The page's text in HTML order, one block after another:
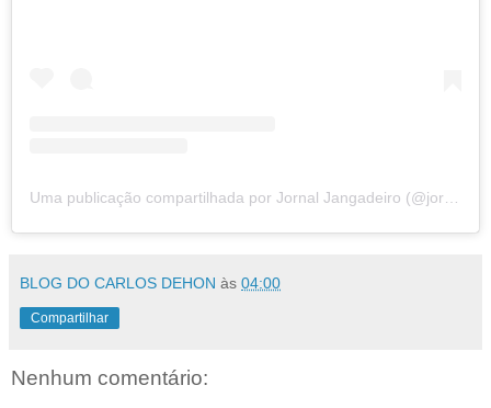
Uma publicação compartilhada por Jornal Jangadeiro (@jornaljangadeiro)
BLOG DO CARLOS DEHON às 04:00
Compartilhar
Nenhum comentário: